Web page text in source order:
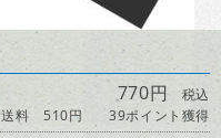
770円 税込
送料 510円
39ポイント獲得